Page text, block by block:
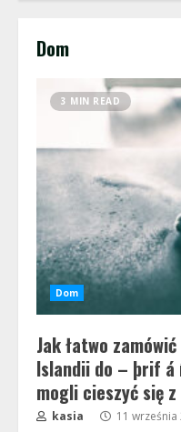
Dom
3 MIN READ
Dom
Jak łatwo
Islandii do – þrif á
mogli cieszyć się
kasia 11 września